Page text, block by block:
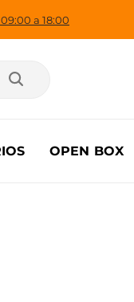
a 18:00
OPEN BOX